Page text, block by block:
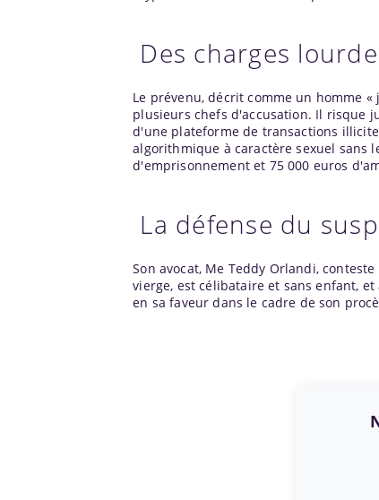
Des charges
Le prévenu, décrit comme un homme
plusieurs chefs d'accusation. Il risque
d'une plateforme de transactions
algorithmique à caractère sexuel sans
d'emprisonnement et 75 000 euros
La défense du
Son avocat, Me Teddy Orlandi,
vierge, est célibataire et sans enfant,
en sa faveur dans le cadre de son